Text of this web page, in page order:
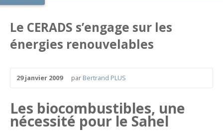
Le CERADS s’engage sur les
énergies renouvelables
29 janvier 2009 par Bertrand PLUS
Les biocombustibles, une
nécessité pour le Sahel